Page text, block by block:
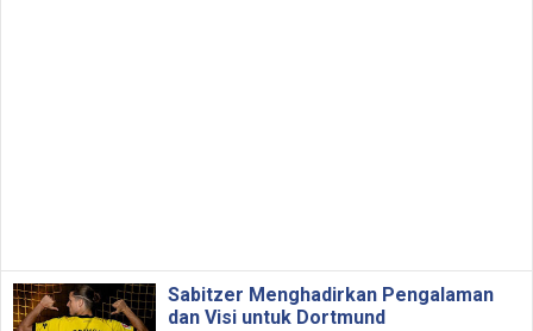
Sabitzer Menghadirkan Pengalaman
dan Visi untuk Dortmund